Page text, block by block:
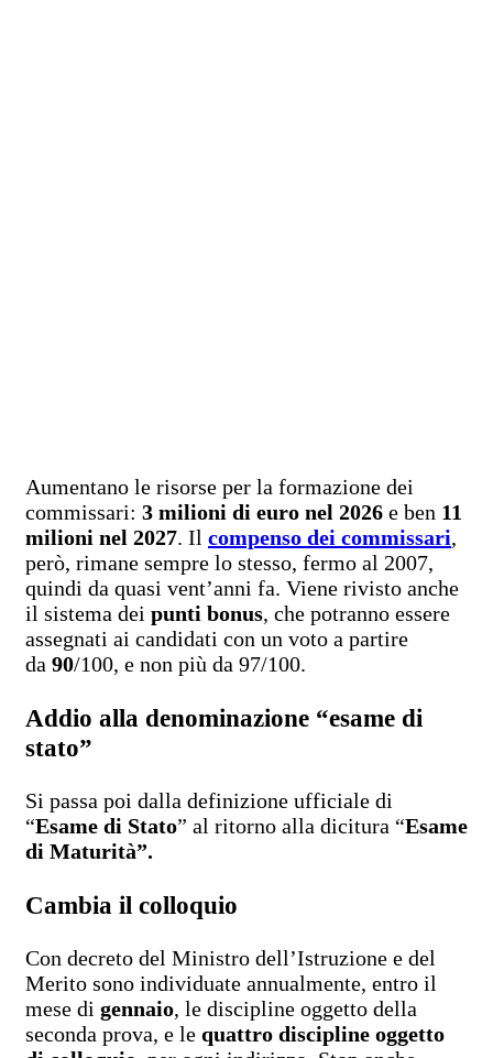
Aumentano le risorse per la formazione dei
commissari: 3 milioni di euro nel 2026 e ben 11
milioni nel 2027. Il compenso dei commissari,
però, rimane sempre lo stesso, fermo al 2007,
quindi da quasi vent’anni fa. Viene rivisto anche
il sistema dei punti bonus, che potranno essere
assegnati ai candidati con un voto a partire
da 90/100, e non più da 97/100.
Addio alla denominazione “esame di
stato”
Si passa poi dalla definizione ufficiale di
“Esame di Stato” al ritorno alla dicitura “Esame
di Maturità”.
Cambia il colloquio
Con decreto del Ministro dell’Istruzione e del
Merito sono individuate annualmente, entro il
mese di gennaio, le discipline oggetto della
seconda prova, e le quattro discipline oggetto